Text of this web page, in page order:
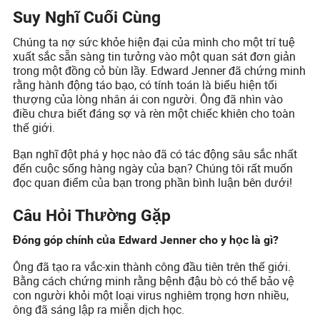
Suy Nghĩ Cuối Cùng
Chúng ta nợ sức khỏe hiện đại của mình cho một trí tuệ
xuất sắc sẵn sàng tin tưởng vào một quan sát đơn giản
trong một đồng cỏ bùn lầy. Edward Jenner đã chứng minh
rằng hành động táo bạo, có tính toán là biểu hiện tối
thượng của lòng nhân ái con người. Ông đã nhìn vào
điều chưa biết đáng sợ và rèn một chiếc khiên cho toàn
thế giới.
Bạn nghĩ đột phá y học nào đã có tác động sâu sắc nhất
đến cuộc sống hàng ngày của bạn? Chúng tôi rất muốn
đọc quan điểm của bạn trong phần bình luận bên dưới!
Câu Hỏi Thường Gặp
Đóng góp chính của Edward Jenner cho y học là gì?
Ông đã tạo ra vắc-xin thành công đầu tiên trên thế giới.
Bằng cách chứng minh rằng bệnh đậu bò có thể bảo vệ
con người khỏi một loại virus nghiêm trọng hơn nhiều,
ông đã sáng lập ra miễn dịch học.